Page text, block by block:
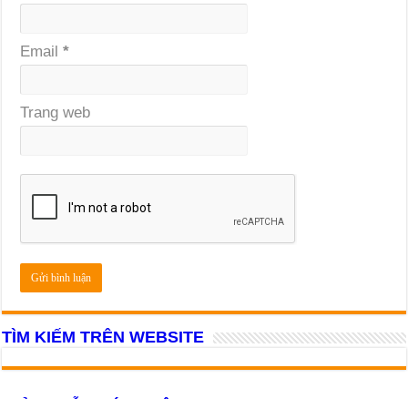
Email*
Trang web
TÌM KIẾM TRÊN WEBSITE